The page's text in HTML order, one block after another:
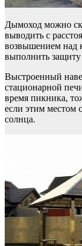
Дымоход можно
выводить с
возвышением над
выполнить защиту
Выстроенный
стационарной
время пикника,
если этим местом
солнца.